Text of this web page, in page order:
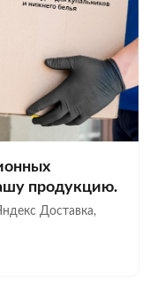
продукцию.
Доставка,